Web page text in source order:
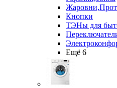
Кнопки
ТЭНы для
Ещё 6